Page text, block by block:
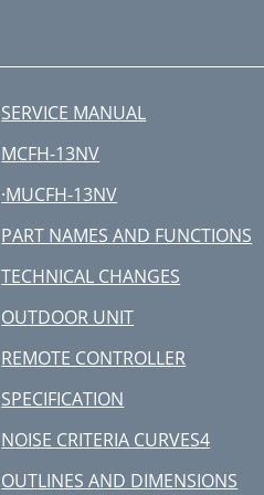
SERVICE MANUAL
MCFH-13NV
·MUCFH-13NV
PART NAMES AND FUNCTIONS
TECHNICAL CHANGES
OUTDOOR UNIT
REMOTE CONTROLLER
SPECIFICATION
NOISE CRITERIA CURVES4
OUTLINES AND DIMENSIONS